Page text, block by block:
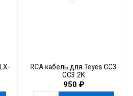
RCA кабель для Teyes СС3
СС3 2K
950 ₽